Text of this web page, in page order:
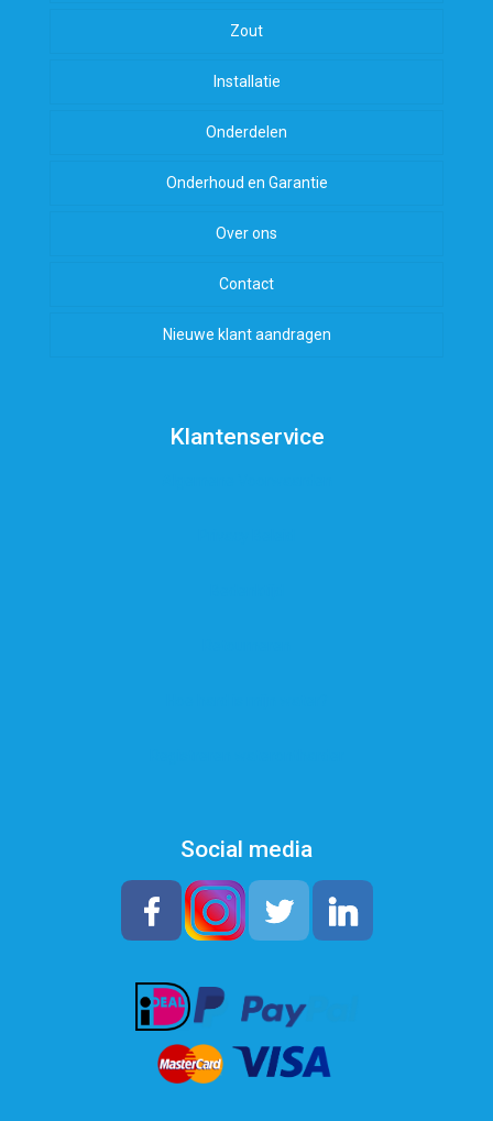
Zout
Installatie
Onderdelen
Onderhoud en Garantie
Over ons
Contact
Nieuwe klant aandragen
Klantenservice
Social media